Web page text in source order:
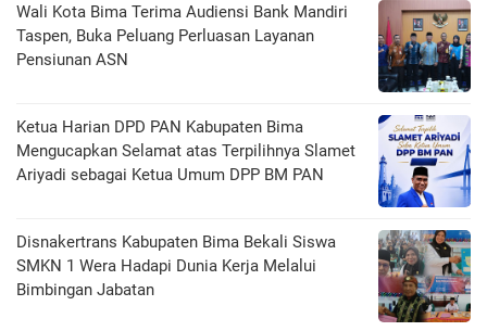
Wali Kota Bima Terima Audiensi Bank Mandiri
Taspen, Buka Peluang Perluasan Layanan
Pensiunan ASN
Ketua Harian DPD PAN Kabupaten Bima
Mengucapkan Selamat atas Terpilihnya Slamet
Ariyadi sebagai Ketua Umum DPP BM PAN
Disnakertrans Kabupaten Bima Bekali Siswa
SMKN 1 Wera Hadapi Dunia Kerja Melalui
Bimbingan Jabatan